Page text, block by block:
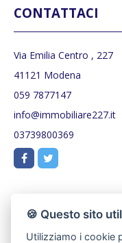
CONTATTACI
Via Emilia Centro , 227
41121 Modena
059 7877147
info@immobiliare227.it
03739800369
🍪 Questo sito
Utilizziamo i cookie